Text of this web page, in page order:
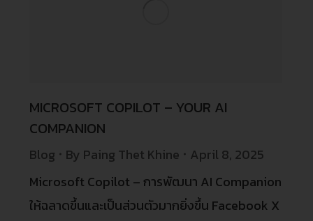
MICROSOFT COPILOT – YOUR AI
COMPANION
Blog By Paing Thet Khine
April 8, 2025
Microsoft Copilot – การพัฒนา AI Companion
ให้ฉลาดขึ้นและเป็นส่วนตัวมากยิ่งขึ้น Facebook X